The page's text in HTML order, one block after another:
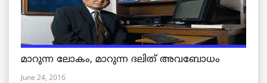
മാറുന്ന ലോകം, മാറുന്ന ദലിത് അവബോധം
June 24, 2016